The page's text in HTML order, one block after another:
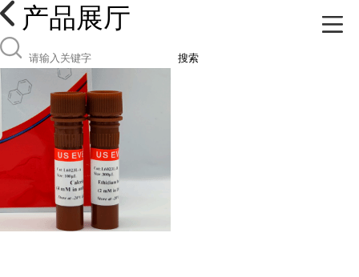
产品展厅
搜索